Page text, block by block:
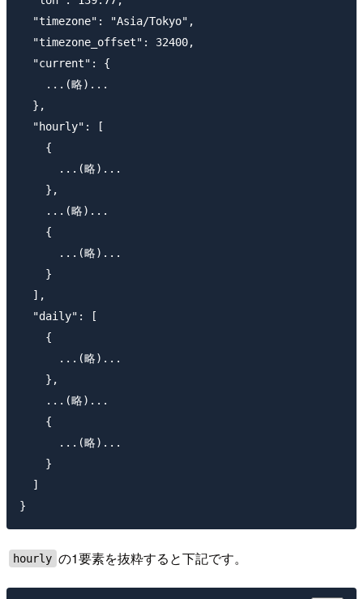
  "timezone": "Asia/Tokyo",
  "timezone_offset": 32400,
  "current": {
    ...(略)...
  },
  "hourly": [
    {
      ...(略)...
    },
    ...(略)...
    {
      ...(略)...
    }
  ],
  "daily": [
    {
      ...(略)...
    },
    ...(略)...
    {
      ...(略)...
    }
  ]
hourly の1要素を抜粋すると下記です。